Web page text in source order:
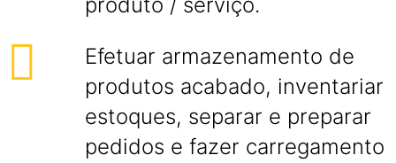
Efetuar armazenamento de
produtos acabado, inventariar
estoques, separar e preparar
pedidos e fazer carregamento